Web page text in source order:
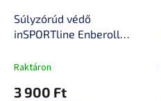
Súlyzórúd védő
inSPORTline Enberoll
rögzítés, habszivacs
Raktáron
3 900 Ft